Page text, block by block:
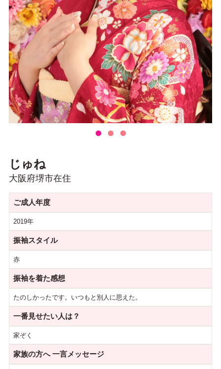
じゅね
大阪府堺市在住
ご成人年度
2019年
振袖スタイル
赤
振袖を着た感想
たのしかったです。いつもと別人に思えた。
一番見せたい人は？
家ぞく
家族の方へ一言メッセージ